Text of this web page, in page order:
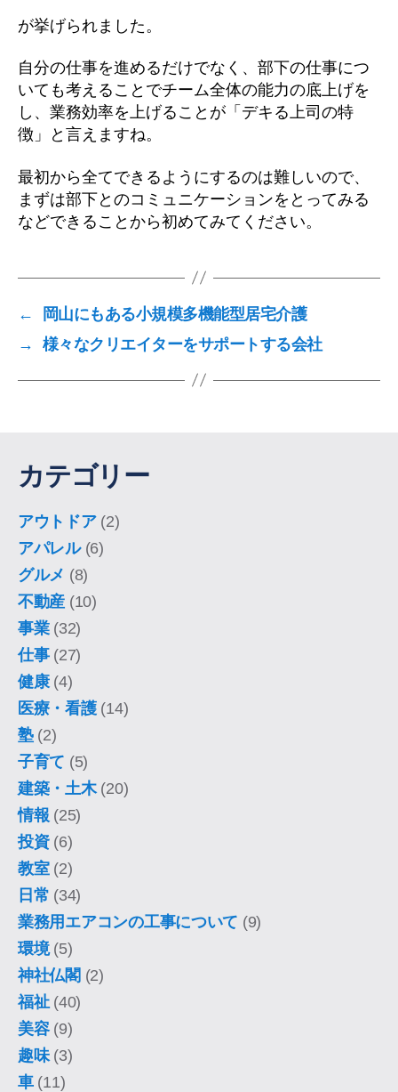
が挙げられました。
自分の仕事を進めるだけでなく、部下の仕事につ
いても考えることでチーム全体の能力の底上げを
し、業務効率を上げることが「デキる上司の特
徴」と言えますね。
最初から全てできるようにするのは難しいので、
まずは部下とのコミュニケーションをとってみる
などできることから初めてみてください。
←
岡山にもある小規模多機能型居宅介護
→
様々なクリエイターをサポートする会社
カテゴリー
アウトドア(2)
アパレル(6)
グルメ (8)
不動産 (10)
事業(32)
仕事(27)
健康(4)
医療・看護(14)
塾(2)
子育て (5)
建築・土木(20)
情報 (25)
投資(6)
教室(2)
日常 (34)
業務用エアコンの工事について (9)
環境(5)
神社仏閣 (2)
福祉(40)
美容(9)
趣味(3)
車(11)